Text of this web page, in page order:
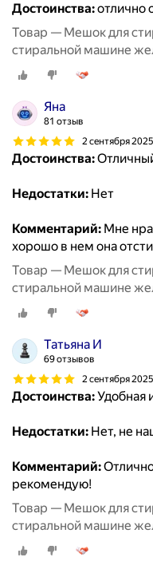
Достоинства:отлично
Товар — Мешок для
стиральной машине
Яна
81 отзыв
2 сентября 2025
Достоинства:
Недостатки: Нет
Комментарий: Мне
хорошо в нем она
Товар — Мешок для
стиральной машине
Татьяна И
69 отзывов
2 сентября 2025
Достоинства:Удобная
Недостатки: Нет, не
Комментарий:
рекомендую!
Товар — Мешок для
стиральной машине